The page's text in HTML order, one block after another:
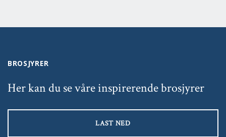
BROSJYRER
Her kan du se våre inspirerende brosjyrer
LAST NED